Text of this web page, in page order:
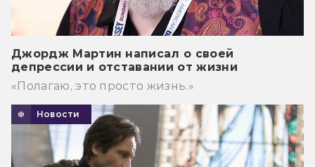
Джордж Мартин написал о своей
депрессии и отставании от жизни
«Полагаю, это просто жизнь.»
Новости